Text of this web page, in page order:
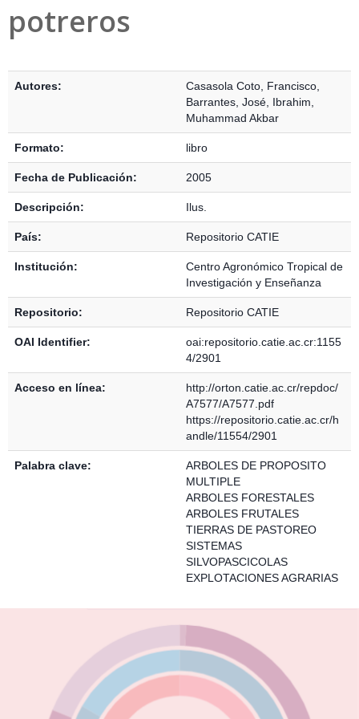
potreros
Autores: Casasola Coto, Francisco
Barrantes, José Ibrahim,
Muhammad Akbar
Formato: libro
Fecha de Publicación: 2005
Descripción: Ilus.
País: Repositorio CATIE
Institución:
Centro Agronómico Tropical de
Investigación y Enseñanza
Repositorio: Repositorio CATIE
OAI Identifier:
oai:repositorio.catie.ac.cr:1155
4/2901
Acceso en línea:
http://orton.catie.ac.cr/repdoc/
A7577/A7577.pdf
https://repositorio.catie.ac.cr/h
andle/11554/2901
Palabra clave:
ARBOLES DE PROPOSITO
MULTIPLE
ARBOLES FORESTALES
ARBOLES FRUTALES
TIERRAS DE PASTOREO
SISTEMAS
SILVOPASCICOLAS
EXPLOTACIONES AGRARIAS